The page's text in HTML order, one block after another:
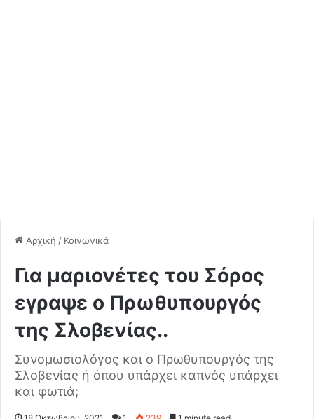
Αρχική / Κοινωνικά
Για μαριονέτες του Σόρος
εγραψε ο Πρωθυπουργός
της Σλοβενίας..
Συνομωσιολόγος και ο Πρωθυπουργός της
Σλοβενίας ή όπου υπάρχει καπνός υπάρχει
και φωτιά;